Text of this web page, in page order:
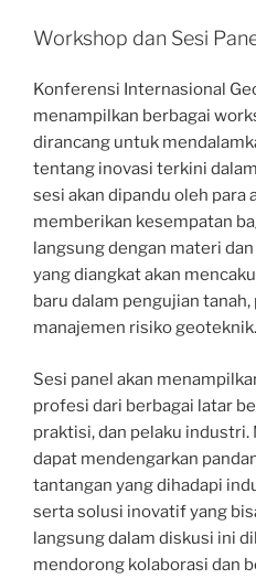
Workshop dan Sesi
Konferensi Internasional
menampilkan berbagai
dirancang untuk
tentang inovasi terkini
sesi akan dipandu oleh para
memberikan kesempatan
langsung dengan materi
yang diangkat akan
baru dalam pengujian
manajemen risiko geoteknik.
Sesi panel akan
profesi dari berbagai latar
praktisi, dan pelaku
dapat mendengarkan
tantangan yang dihadapi
serta solusi inovatif yang
langsung dalam diskusi ini
mendorong kolaborasi dan